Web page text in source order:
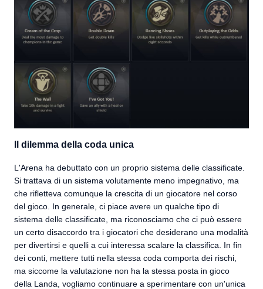
Il dilemma della coda unica
L'Arena ha debuttato con un proprio sistema delle classificate.
Si trattava di un sistema volutamente meno impegnativo, ma
che rifletteva comunque la crescita di un giocatore nel corso
del gioco. In generale, ci piace avere un qualche tipo di
sistema delle classificate, ma riconosciamo che ci può essere
un certo disaccordo tra i giocatori che desiderano una modalità
per divertirsi e quelli a cui interessa scalare la classifica. In fin
dei conti, mettere tutti nella stessa coda comporta dei rischi,
ma siccome la valutazione non ha la stessa posta in gioco
della Landa, vogliamo continuare a sperimentare con un'unica